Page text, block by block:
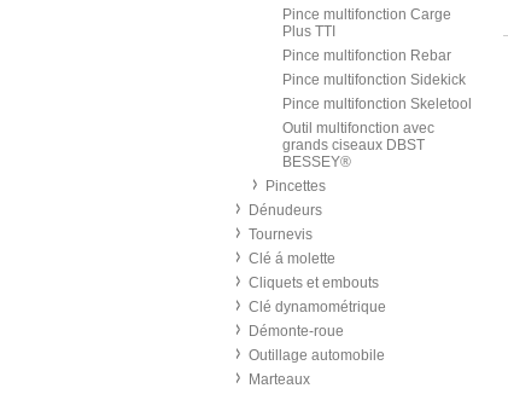
Pince multifonction Carge
Plus TTI
Pince multifonction Rebar
Pince multifonction Sidekick
Pince multifonction Skeletool
Outil multifonction avec
grands ciseaux DBST
BESSEY®
Pincettes
Dénudeurs
Tournevis
Clé á molette
Cliquets et embouts
Clé dynamométrique
Démonte-roue
Outillage automobile
Marteaux